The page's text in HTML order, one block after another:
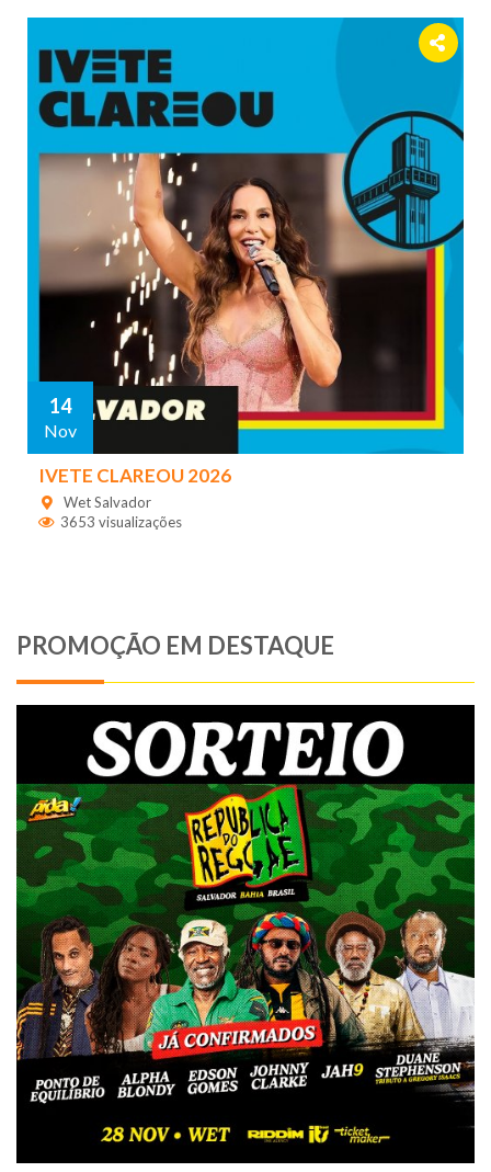
14
Nov
IVETE CLAREOU 2026
Wet Salvador
3653 visualizações
PROMOÇÃO EM DESTAQUE